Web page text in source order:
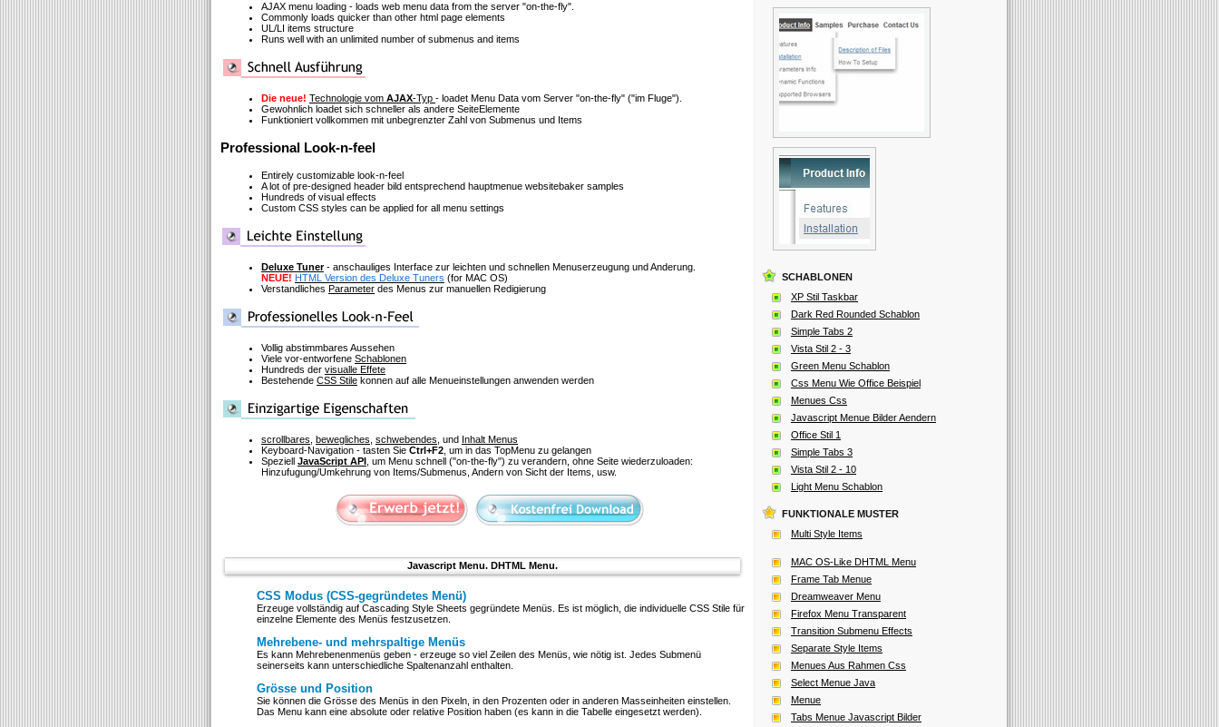
AJAX menu loading - loads web menu data from the server "on-the-fly".
Commonly loads quicker than other html page elements
UL/LI items structure
Runs well with an unlimited number of submenus and items
Die neue! Technologie vom AJAX-Typ - loadet Menu Data vom Server "on-the-fly" ("im Fluge")
Gewohnlich loadet sich schneller als andere SeiteElemente
Funktioniert vollkommen mit unbegrenzter Zahl von Submenus und Items
Professional Look-n-feel
Entirely customizable look-n-feel
A lot of pre-designed header bild entsprechend hauptmenue websitebaker samples
Hundreds of visual effects
Custom CSS styles can be applied for all menu settings
Deluxe Tuner- anschauliges Interface zur leichten und schnellen Menuserzeugung und Anderung.
NEUE! HTML Version des Deluxe Tuners (for MAC OS)
Verstandliches Parameter des Menus zur manuellen Redigierung
Vollig abstimmbares Aussehen
Viele vor-entworfene Schablonen
Hundreds der visualle Effete
Bestehende CSS Stile konnen auf alle Menueinstellungen anwenden werden
scrollbares bewegliches schwebendes , und Inhalt Menus
Keyboard-Navigation - tasten Sie Ctrl+F2 , um in das TopMenu zu gelangen
Speziell JavaScript API , um Menu schnell ("on-the-fly") zu verandern, ohne Seite wiederzuloaden:
Hinzufugung/Umkehrung von Items/Submenus, Andern von Sicht der Items, usw.
Javascript Menu. DHTML Menu.
CSS Modus (CSS-gegründetes Menü)
Erzeuge vollständig auf Cascading Style Sheets gegründete Menüs. Es ist möglich, die individuelle CSS Stile für
einzelne Elemente des Menüs festzusetzen.
Mehrebene- und mehrspaltige Menüs
Es kann Mehrebenenmenüs geben - erzeuge so viel Zeilen des Menüs, wie nötig ist. Jedes Submenü
seinerseits kann unterschiedliche Spaltenanzahl enthalten.
Grösse und Position
Sie können die Grösse des Menüs in den Pixeln, in den Prozenten oder in anderen Masseinheiten einstellen.
Das Menu kann eine absolute oder relative Position haben (es kann in die Tabelle eingesetzt werden).
SCHABLONEN
XP Stil Taskbar
Dark Red Rounded Schablon
Simple Tabs 2
Vista Stil 2 - 3
Green Menu Schablon
Css Menu Wie Office Beispiel
Menues Css
Javascript Menue Bilder Aendern
Office Stil 1
Simple Tabs 3
Vista Stil 2 - 10
Light Menu Schablon
FUNKTIONALE MUSTER
Multi Style Items
MAC OS-Like DHTML Menu
Frame Tab Menue
Dreamweaver Menu
Firefox Menu Transparent
Transition Submenu Effects
Separate Style Items
Menues Aus Rahmen Css
Select Menue Java
Menue
Tabs Menue Javascript Bilder